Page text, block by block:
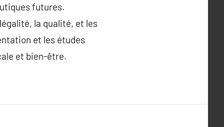
futures.
la qualité, et les
et les études
et bien-être.